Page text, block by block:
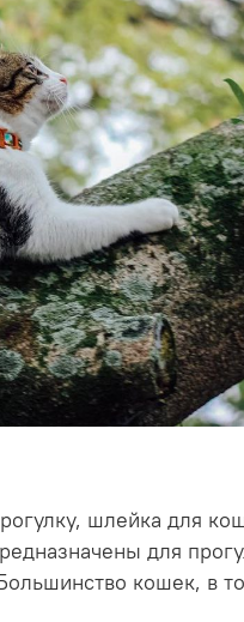
шлейка для
для
кошек, в